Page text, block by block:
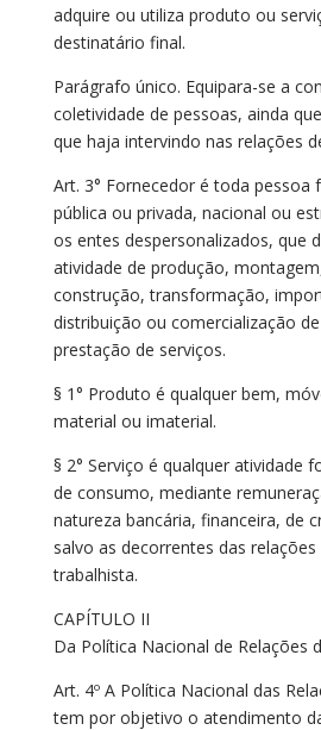
adquire ou utiliza produto ou
destinatário final.
Parágrafo único. Equipara-se a
coletividade de pessoas, ainda
que haja intervindo nas relações
Art. 3° Fornecedor é toda pessoa
pública ou privada, nacional ou
os entes despersonalizados, que
atividade de produção,
construção, transformação,
distribuição ou comercialização
prestação de serviços.
§ 1° Produto é qualquer bem,
material ou imaterial.
§ 2° Serviço é qualquer atividade
de consumo, mediante
natureza bancária, financeira, de
salvo as decorrentes das
trabalhista.
CAPÍTULO II
Da Política Nacional de Relações
Art. 4º A Política Nacional das
tem por objetivo o atendimento